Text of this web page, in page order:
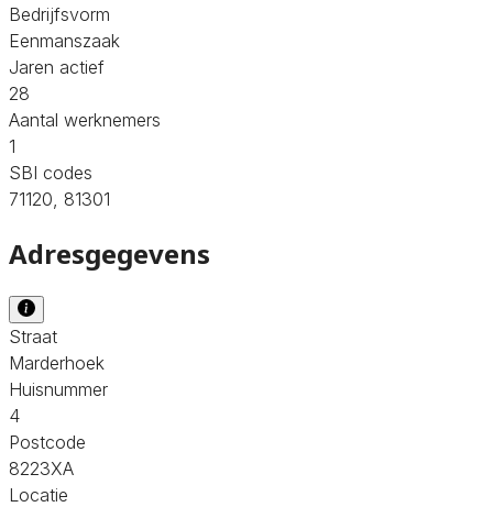
Bedrijfsvorm
Eenmanszaak
Jaren actief
28
Aantal werknemers
1
SBI codes
71120, 81301
Adresgegevens
Straat
Marderhoek
Huisnummer
4
Postcode
8223XA
Locatie